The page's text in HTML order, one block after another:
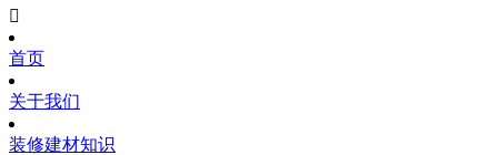

首页
关于我们
装修建材知识